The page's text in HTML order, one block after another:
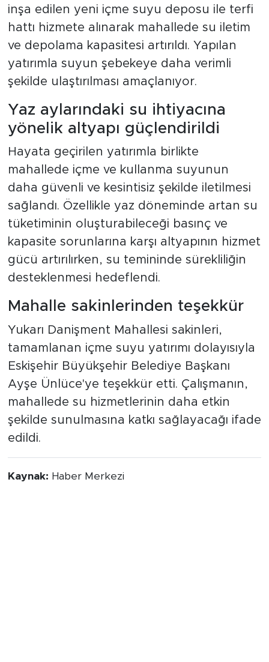
inşa edilen yeni içme suyu deposu ile terfi
hattı hizmete alınarak mahallede su iletim
ve depolama kapasitesi artırıldı. Yapılan
yatırımla suyun şebekeye daha verimli
şekilde ulaştırılması amaçlanıyor.
Yaz aylarındaki su ihtiyacına
yönelik altyapı güçlendirildi
Hayata geçirilen yatırımla birlikte
mahallede içme ve kullanma suyunun
daha güvenli ve kesintisiz şekilde iletilmesi
sağlandı. Özellikle yaz döneminde artan su
tüketiminin oluşturabileceği basınç ve
kapasite sorunlarına karşı altyapının hizmet
gücü artırılırken, su temininde sürekliliğin
desteklenmesi hedeflendi.
Mahalle sakinlerinden teşekkür
Yukarı Danişment Mahallesi sakinleri,
tamamlanan içme suyu yatırımı dolayısıyla
Eskişehir Büyükşehir Belediye Başkanı
Ayşe Ünlüce'ye teşekkür etti. Çalışmanın,
mahallede su hizmetlerinin daha etkin
şekilde sunulmasına katkı sağlayacağı ifade
edildi.
Kaynak: Haber Merkezi